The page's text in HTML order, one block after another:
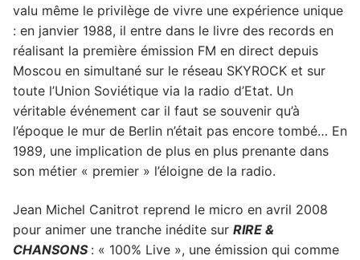
valu même le privilège de vivre une expérience unique
: en janvier 1988, il entre dans le livre des records en
réalisant la première émission FM en direct depuis
Moscou en simultané sur le réseau SKYROCK et sur
toute l’Union Soviétique via la radio d’Etat. Un
véritable événement car il faut se souvenir qu’à
l’époque le mur de Berlin n’était pas encore tombé… En
1989, une implication de plus en plus prenante dans
son métier « premier » l’éloigne de la radio.
Jean Michel Canitrot reprend le micro en avril 2008
pour animer une tranche inédite sur RIRE &
CHANSONS : « 100% Live », une émission qui comme